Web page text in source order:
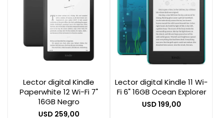
Lector digital Kindle
Paperwhite 12 Wi-Fi 7"
16GB Negro
USD 259,00
Lector digital Kindle 11 Wi-
Fi 6" 16GB Ocean Explorer
USD 199,00
Audio, Foto y Video
Consolas y Accesorios
Smart Home